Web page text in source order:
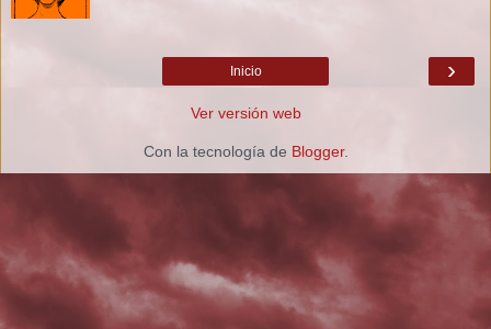
›
Inicio
Ver versión web
Con la tecnología de Blogger.